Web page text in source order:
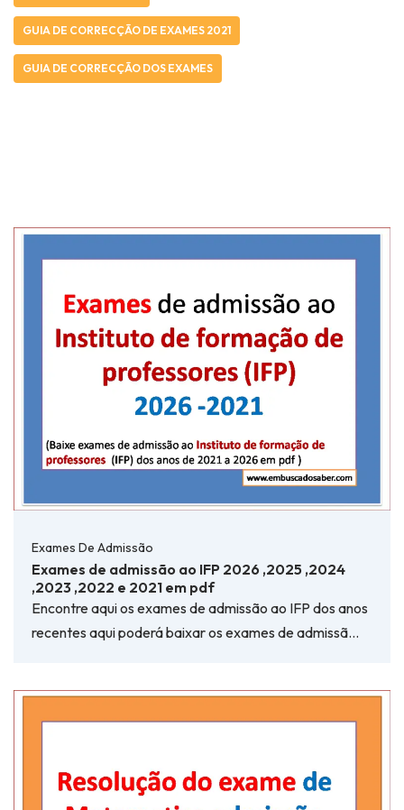
GUIA DE CORRECÇÃO DE EXAMES 2021
GUIA DE CORRECÇÃO DOS EXAMES
Exames De Admissão
Exames de admissão ao IFP 2026 ,2025 ,2024
,2023 ,2022 e 2021 em pdf
Encontre aqui os exames de admissão ao IFP dos anos
recentes aqui poderá baixar os exames de admissã…